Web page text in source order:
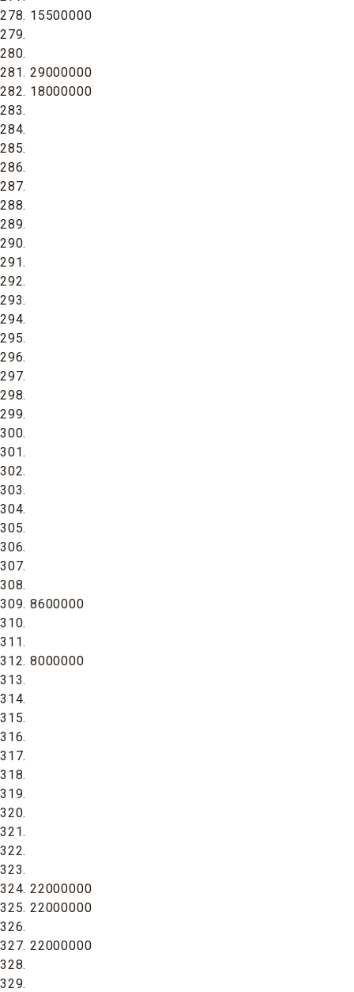
278. 15500000
279.
280.
281. 29000000
282. 18000000
283.
284.
285.
286.
287.
288.
289.
290.
291.
292.
293.
294.
295.
296.
297.
298.
299.
300.
301.
302.
303.
304.
305.
306.
307.
308.
309. 8600000
310.
311.
312. 8000000
313.
314.
315.
316.
317.
318.
319.
320.
321.
322.
323.
324. 22000000
325. 22000000
326.
327. 22000000
328.
329.